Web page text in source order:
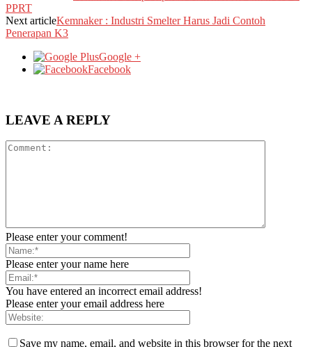
PPRT
Next articleKemnaker : Industri Smelter Harus Jadi Contoh
Penerapan K3
Google +
Facebook
LEAVE A REPLY
Please enter your comment!
Please enter your name here
You have entered an incorrect email address!
Please enter your email address here
Save my name, email, and website in this browser for the next